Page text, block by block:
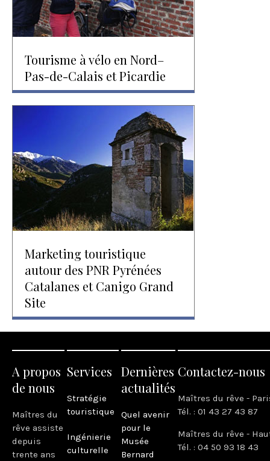
Tourisme à vélo en Nord–
Pas-de-Calais et Picardie
Marketing touristique
autour des PNR Pyrénées
Catalanes et Canigo Grand
Site
A propos
de nous
Maîtres du
rêve assiste
depuis
trente ans
Services
Stratégie
touristique
Ingénierie
culturelle
Dernières
actualités
Quel avenir
pour le
Musée
Bernard
Contactez-nous
Maîtres du rêve -
Tél. : 01 43 27 43 87
Maîtres du rêve -
Tél. : 04 50 93 18 43